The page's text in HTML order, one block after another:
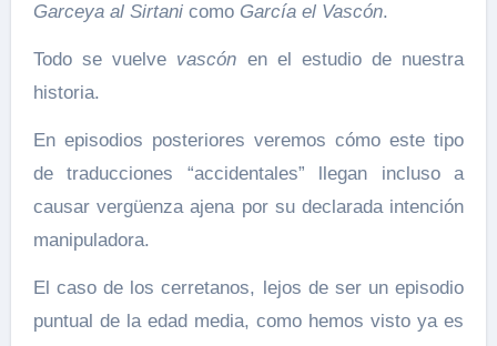
Garceya al Sirtanicomo García el Vascón.
Todo se vuelve vascón en el estudio de nuestra
historia.
En episodios posteriores veremos cómo este tipo
de traducciones “accidentales” llegan incluso a
causar vergüenza ajena por su declarada intención
manipuladora.
El caso de los cerretanos, lejos de ser un episodio
puntual de la edad media, como hemos visto ya es